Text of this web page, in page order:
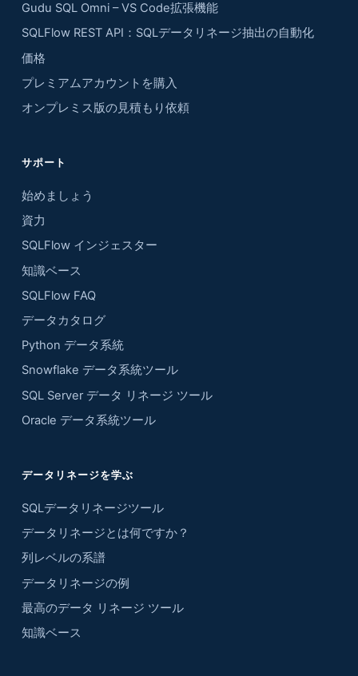
Gudu SQL Omni – VS Code拡張機能
SQLFlow REST API：SQLデータリネージ抽出の自動化
価格
プレミアムアカウントを購入
オンプレミス版の見積もり依頼
サポート
始めましょう
資力
SQLFlow インジェスター
知識ベース
SQLFlow FAQ
データカタログ
Python データ系統
Snowflake データ系統ツール
SQL Server データ リネージ ツール
Oracle データ系統ツール
データリネージを学ぶ
SQLデータリネージツール
データリネージとは何ですか？
列レベルの系譜
データリネージの例
最高のデータ リネージ ツール
知識ベース